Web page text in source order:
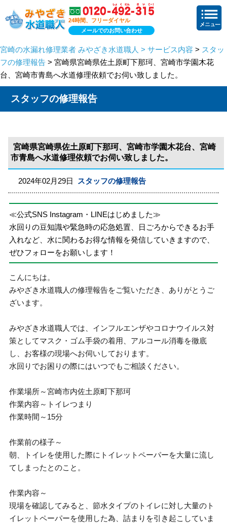
24時間、フリーダイヤル
メールでのお問い合わせ
宮崎の水漏れ修理業者 みやざき水道職人 > サービス内容 > スタッ
フの修理報告 > 宮崎県宮崎県佐土原町下那珂、宮崎市学園木花
台、宮崎市青島へ水道修理依頼でお伺い致しました。
スタッフの修理報告
宮崎県宮崎県佐土原町下那珂、宮崎市学園木花台、宮崎
市青島へ水道修理依頼でお伺い致しました。
2024年02月29日 スタッフの修理報告
≪公式SNS Instagram・LINEはじめました≫
水回りの豆知識や緊急時の応急処置、日ごろからできるお手
入れなど、水に関わるお得な情報を発信していきますので、
ぜひフォローをお願いします！
こんにちは。
みやざき水道職人の修理報告をご覧いただき、ありがとうご
ざいます。
みやざき水道職人では、インフルエンザやコロナウイルス対
策としてマスク・ゴム手袋の着用、アルコール消毒を徹底
し、お客様の現場へお伺いしております。
水回りでお困りの際にはいつでもご相談ください。
作業場所～宮崎市内佐土原町下那珂
作業内容～トイレつまり
作業時間～15分
作業前の様子～
朝、トイレを使用した際にトイレットペーパーを大量に流し
てしまったとのこと。
作業内容～
現場を確認してみると、節水タイプのトイレに対し大量のト
イレットペーパーを使用した為、詰まりを引き起こしていま